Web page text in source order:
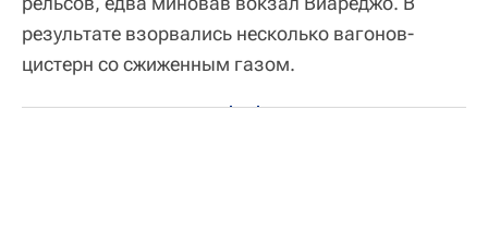
результате взорвались несколько вагонов-
цистерн со сжиженным газом.